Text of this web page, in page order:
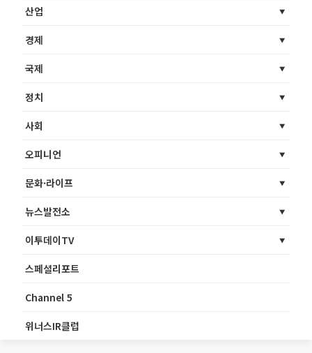
산업
경제
국제
정치
사회
오피니언
문화·라이프
뉴스발전소
이투데이TV
스페셜리포트
Channel 5
위너스IR클럽